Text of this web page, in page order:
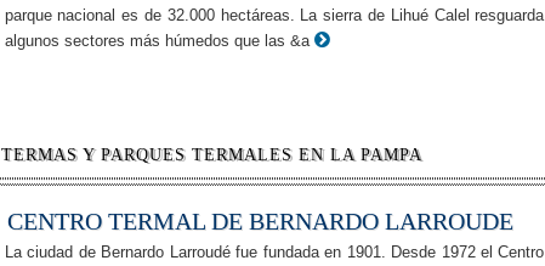
parque nacional es de 32.000 hectáreas. La sierra de Lihué Calel resguarda
algunos sectores más húmedos que las &a
TERMAS Y PARQUES TERMALES EN LA PAMPA
CENTRO TERMAL DE BERNARDO LARROUDE
La ciudad de Bernardo Larroudé fue fundada en 1901. Desde 1972 el Centro